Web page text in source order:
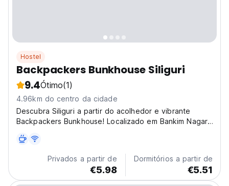
Hostel
Backpackers Bunkhouse Siliguri
9.4Ótimo(1)
4.96km do centro da cidade
Descubra Siliguri a partir do acolhedor e vibrante
Backpackers Bunkhouse! Localizado em Bankim Nagar,
viajantes que procuram aventura e conexão.
Oferecemos um ambiente amigável e uma base
perfeita para explorar...
Privados a partir de
€5.98
Dormitórios a partir de
€5.51